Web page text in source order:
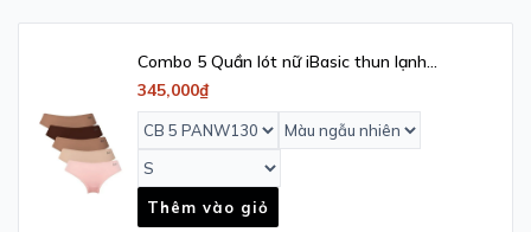
Combo 5 Quần lót nữ iBasic thun lạnh
Smoothies bikini - PANW130
345,000₫
Thêm vào giỏ